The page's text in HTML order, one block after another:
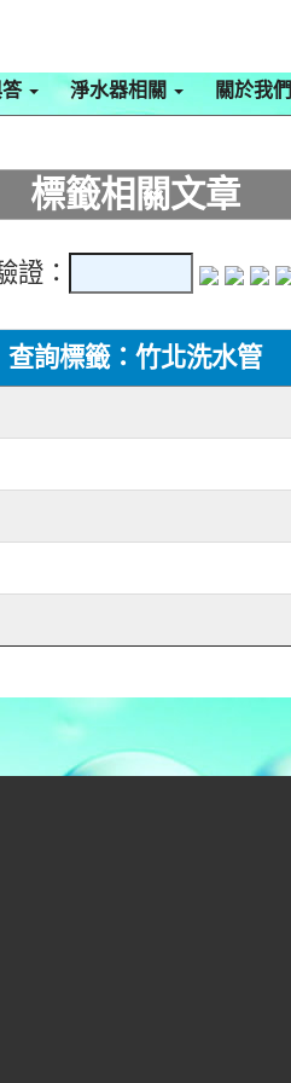
答 淨水器相關 關於我們
標籤相關文章
證：
查詢標籤：竹北洗水管